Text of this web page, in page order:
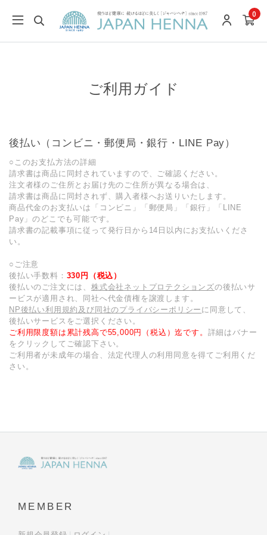
0
ご利用ガイド
後払い（コンビニ・郵便局・銀行・LINE Pay）
○このお支払方法の詳細
請求書は商品に同封されていますので、ご確認ください。
注文者様のご住所とお届け先のご住所が異なる場合は、
請求書は商品に同封されず、購入者様へお送りいたします。
商品代金のお支払いは「コンビニ」「郵便局」「銀行」「LINE
Pay」のどこでも可能です。
請求書の記載事項に従って発行日から14日以内にお支払いくださ
い。
○ご注意
後払い手数料： 330円（税込）
後払いのご注文には、 株式会社ネットプロテクションズの後払いサ
ービスが適用され、同社へ代金債権を譲渡します。
NP後払い利用規約及び同社のプライバシーポリシー に同意して、
後払いサービスをご選択ください。
ご利用限度額は累計残高で55,000円（税込）迄です。 詳細はバナー
をクリックしてご確認下さい。
ご利用者が未成年の場合、法定代理人の利用同意を得てご利用くだ
さい。
MEMBER